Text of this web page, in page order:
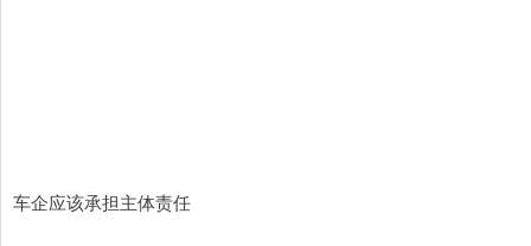
车企应该承担主体责任